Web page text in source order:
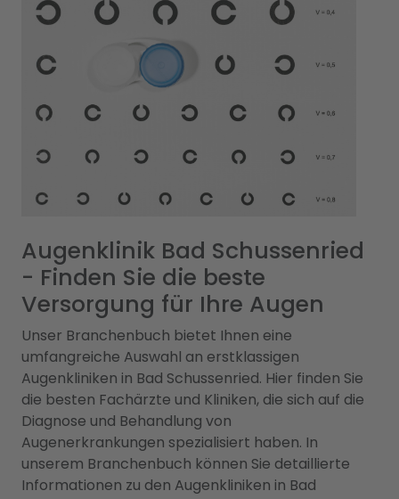
Augenklinik Bad Schussenried
- Finden Sie die beste
Versorgung für Ihre Augen
Unser Branchenbuch bietet Ihnen eine
umfangreiche Auswahl an erstklassigen
Augenkliniken in Bad Schussenried. Hier finden Sie
die besten Fachärzte und Kliniken, die sich auf die
Diagnose und Behandlung von
Augenerkrankungen spezialisiert haben. In
unserem Branchenbuch können Sie detaillierte
Informationen zu den Augenkliniken in Bad